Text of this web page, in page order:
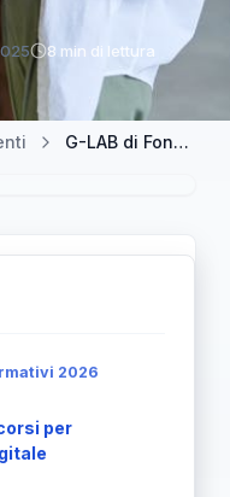
8 min di lettura
G-LAB di Fondazione Golinelli: il nuovo catalogo di corsi innovativi per insegnanti nel 2026
2026
per